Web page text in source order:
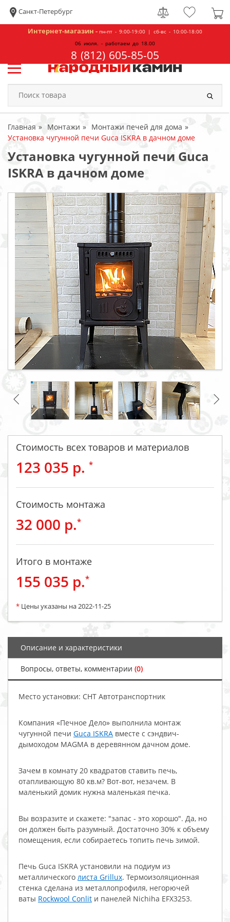
Санкт-Петербург
Интернет-магазин - пн-пт - 9:00-19:00 | сб-вс - 10:00-18:00
06 июля. - работаем до 18.00
8 (812) 605-85-05
Главная Монтажи
Монтажи печей для дома
Установка чугунной печи Guca ISKRA в дачном доме
Установка чугунной печи Guca
ISKRA в дачном доме
Стоимость всех товаров и материалов
123 035 р. *
Стоимость монтажа
32 000 р.*
Итого в монтаже
155 035 р.*
* Цены указаны на 2022-11-25
Описание и характеристики
Вопросы, ответы, комментарии (0)
Место установки: СНТ Автотранспортник
Компания «Печное Дело» выполнила монтаж
чугунной печи Guca ISKRA вместе с сэндвич-
дымоходом MAGMA в деревянном дачном доме.
Зачем в комнату 20 квадратов ставить печь,
отапливающую 80 кв.м? Вот-вот, незачем. В
маленький домик нужна маленькая печка.
Вы возразите и скажете: "запас - это хорошо". Да, но
он должен быть разумный. Достаточно 30% к объему
помещения, если собираетесь топить печь зимой.
Печь Guca ISKRA установили на подиум из
металлического листа Grillux. Термоизоляционная
стенка сделана из металлопрофиля, негорючей
ваты Rockwool Conlit и панелей Nichiha EFX3253.